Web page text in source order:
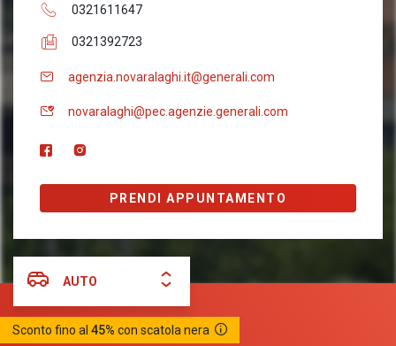
0321611647
0321392723
agenzia.novaralaghi.it@generali.com
novaralaghi@pec.agenzie.generali.com
PRENDI APPUNTAMENTO
AUTO
Sconto fino al 45% con scatola nera